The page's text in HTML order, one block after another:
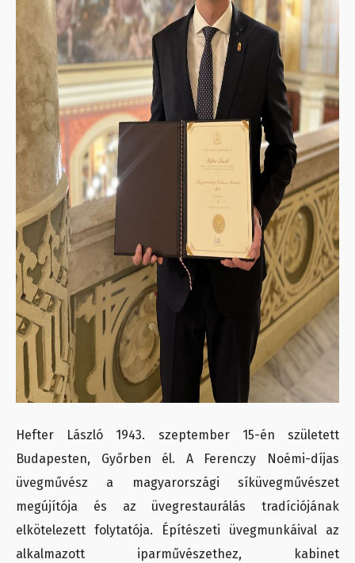
Hefter László 1943. szeptember 15-én született
Budapesten, Győrben él. A Ferenczy Noémi-díjas
üvegművész a magyarországi síküvegművészet
megújítója és az üvegrestaurálás tradíciójának
elkötelezett folytatója. Építészeti üvegmunkáival az
alkalmazott iparművészethez, kabinet